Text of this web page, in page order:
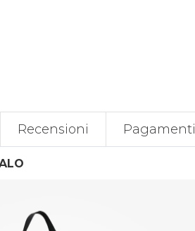
Recensioni Pagamenti